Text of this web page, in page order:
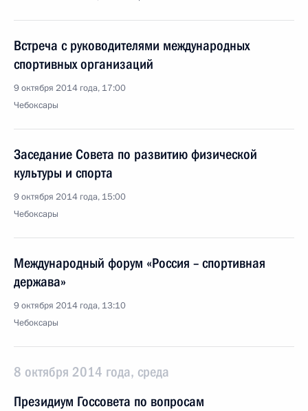
Встреча с руководителями международных
спортивных организаций
9 октября 2014 года, 17:00
Чебоксары
Заседание Совета по развитию физической
культуры и спорта
9 октября 2014 года, 15:00
Чебоксары
Международный форум «Россия – спортивная
держава»
9 октября 2014 года, 13:10
Чебоксары
8 октября 2014 года, среда
Президиум Госсовета по вопросам